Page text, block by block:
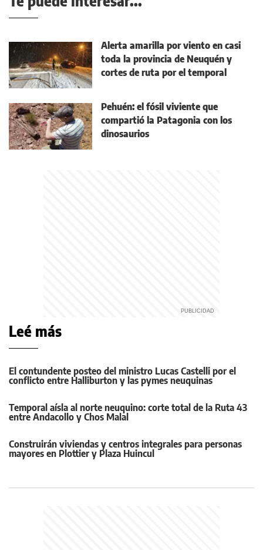
Alerta amarilla por viento en casi
toda la provincia de Neuquén y
cortes de ruta por el temporal
Pehuén: el fósil viviente que
compartió la Patagonia con los
dinosaurios
Leé más
El contundente posteo del ministro Lucas Castelli por el
conflicto entre Halliburton y las pymes neuquinas
Temporal aísla al norte neuquino: corte total de la Ruta 43
entre Andacollo y Chos Malal
Construirán viviendas y centros integrales para personas
mayores en Plottier y Plaza Huincul